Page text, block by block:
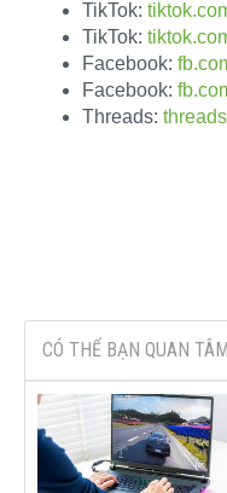
TikTok:
TikTok:
Facebook:
Facebook:
Threads:
CÓ THỂ BẠN QUAN TÂM